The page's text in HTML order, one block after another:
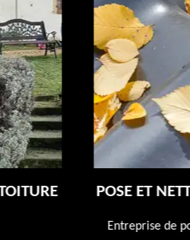
DE GOUTTIÈRES 72
et nettoyage de gouttières 72